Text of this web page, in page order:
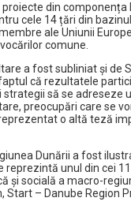
din
cele 14 țări din
ale Uniunii
comune.
a fost subliniat și
că rezultatele
să se
preocupări care se
o altă teză
Dunării a fost
unul din cei
și socială a macro-
– Danube Region